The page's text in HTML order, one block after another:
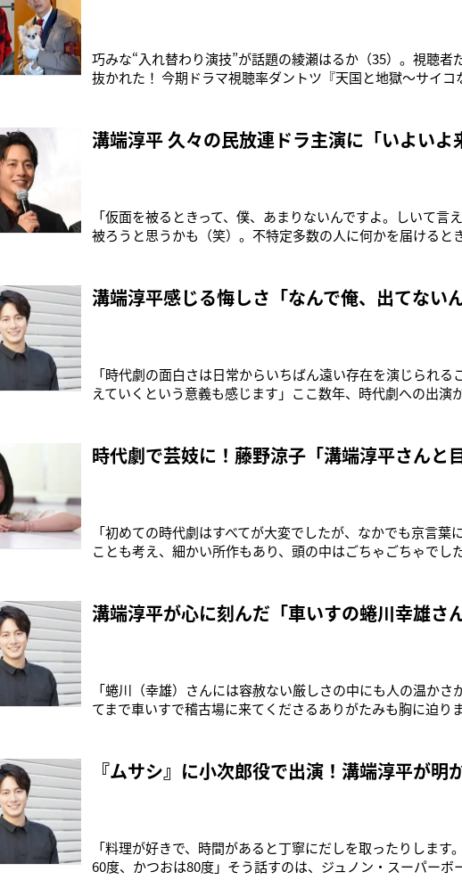
巧みな“入れ替わり演技”が話題の綾瀬はるか（35）。視聴
抜かれた！ 今期ドラマ視聴率ダントツ『天国と地獄〜サイ
ー。■溝端淳平（八巻英雄役・警視庁捜査一課の刑事で彩
ゆとり世代）【名演1】
溝端淳平 久々の民放連ドラ主演に「いよいよ
「仮面を被るときって、僕、あまりないんですよ。しいて言
被ろうと思うかも（笑）。不特定多数の人に何かを届けると
／フジテレビ系・土曜23時40分～）に出演する溝端淳平（
となると実に8年ぶり！「い
溝端淳平感じる悔しさ「なんで俺、出てない
「時代劇の面白さは日常からいちばん遠い存在を演じられ
えていくという意義も感じます」ここ数年、時代劇への出演
年末から全国公開中の新作映画『輪違屋糸里 京女たちの幕
の土方歳三を演じている。「土方
時代劇で芸妓に！藤野涼子「溝端淳平さんと
「初めての時代劇はすべてが大変でしたが、なかでも京言
ことも考え、細かい所作もあり、頭の中はごちゃごちゃでし
（笑）」そう話すのは、まもなく公開される映画『輪違屋
町スバル座ほか全国順次公開）で主
溝端淳平が心に刻んだ「車いすの蜷川幸雄さ
「蜷川（幸雄）さんには容赦ない厳しさの中にも人の温か
てまで車いすで稽古場に来てくださるありがたみも胸に迫
ン・スーパーボーイ・コンテストでグランプリを受賞した
優・溝端淳平（28）。現在は、故・井
『ムサシ』に小次郎役で出演！溝端淳平が明
「料理が好きで、時間があると丁寧にだしを取ったりしま
60度、かつおは80度」そう話すのは、ジュノン・スーパー